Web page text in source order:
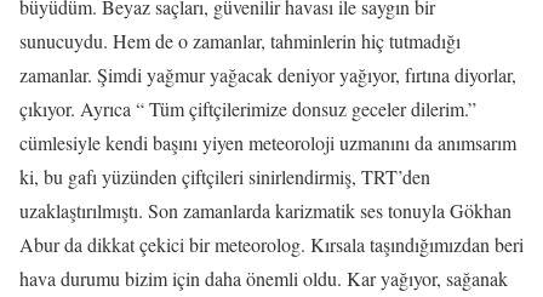
büyüdüm. Beyaz saçları, güvenilir havası ile saygın bir
sunucuydu. Hem de o zamanlar, tahminlerin hiç tutmadığı
zamanlar. Şimdi yağmur yağacak deniyor yağıyor, fırtına diyorlar,
çıkıyor. Ayrıca “ Tüm çiftçilerimize donsuz geceler dilerim.”
cümlesiyle kendi başını yiyen meteoroloji uzmanını da anımsarım
ki, bu gafı yüzünden çiftçileri sinirlendirmiş, TRT’den
uzaklaştırılmıştı. Son zamanlarda karizmatik ses tonuyla Gökhan
Abur da dikkat çekici bir meteorolog. Kırsala taşındığımızdan beri
hava durumu bizim için daha önemli oldu. Kar yağıyor, sağanak